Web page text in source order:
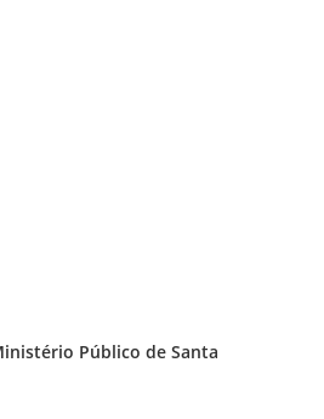
Público de Santa